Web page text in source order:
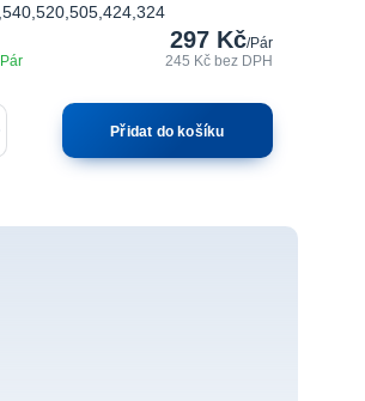
297 Kč/Pár
245 Kč bez DPH
Přidat do košíku